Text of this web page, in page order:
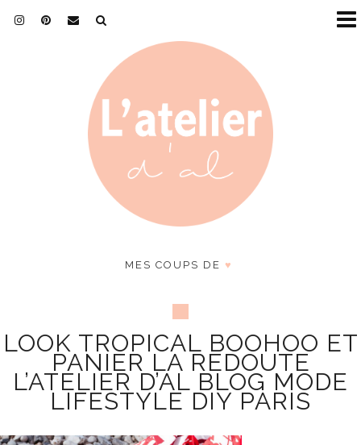
MES COUPS DE ♥
LOOK TROPICAL BOOHOO ET
PANIER LA REDOUTE
L’ATELIER D’AL BLOG MODE
LIFESTYLE DIY PARIS